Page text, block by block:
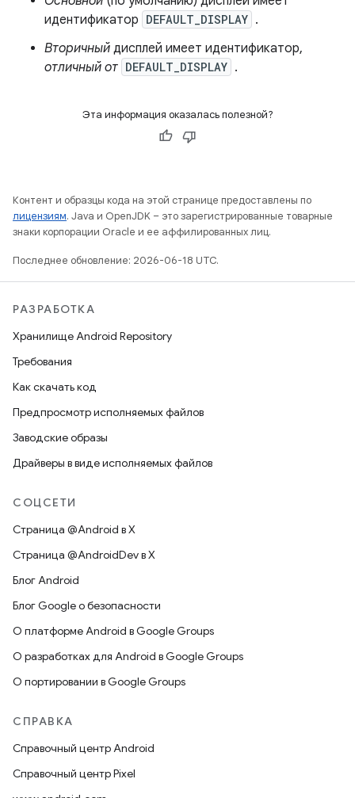
идентификатор DEFAULT_DISPLAY .
Вторичный дисплей имеет идентификатор,
отличный от DEFAULT_DISPLAY .
Эта информация оказалась полезной?
Контент и образцы кода на этой странице предоставлены по
лицензиям. Java и OpenJDK – это зарегистрированные товарные
знаки корпорации Oracle и ее аффилированных лиц.
Последнее обновление: 2026-06-18 UTC.
РАЗРАБОТКА
Хранилище Android Repository
Требования
Как скачать код
Предпросмотр исполняемых файлов
Заводские образы
Драйверы в виде исполняемых файлов
СОЦСЕТИ
Страница @Android в X
Страница @AndroidDev в X
Блог Android
Блог Google о безопасности
О платформе Android в Google Groups
О разработках для Android в Google Groups
О портировании в Google Groups
СПРАВКА
Справочный центр Android
Справочный центр Pixel